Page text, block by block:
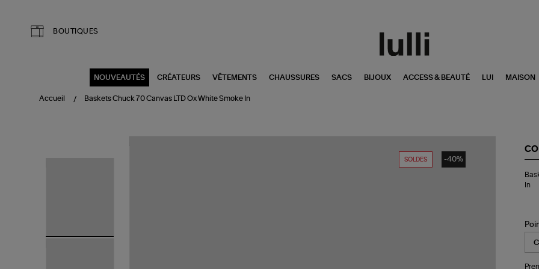
BOUTIQUES
NOUVEAUTÉS CRÉATEURS VÊTEMENTS CHAUSSURES SACS BIJOUX ACCESS & BEAUTÉ LUI MAISON
Accueil Baskets Chuck 70 Canvas LTD Ox White Smoke In
SOLDES -40%
70
In